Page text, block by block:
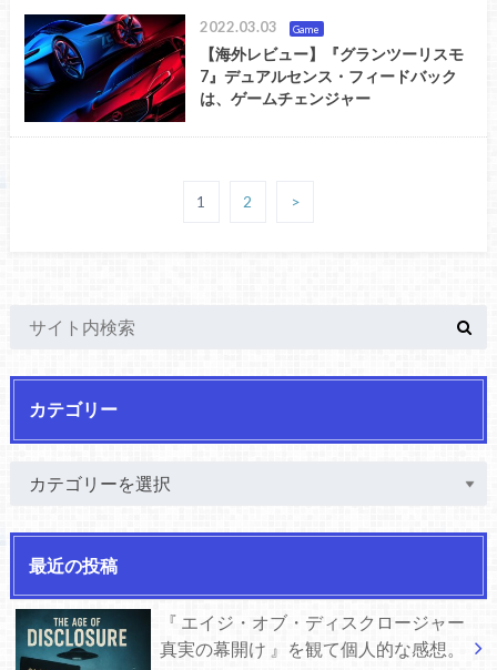
2022.03.03 Game
【海外レビュー】『グランツーリスモ
7』デュアルセンス・フィードバック
は、ゲームチェンジャー
1 2 >
カテゴリー
最近の投稿
『 エイジ・オブ・ディスクロージャー
真実の幕開け 』を観て個人的な感想。